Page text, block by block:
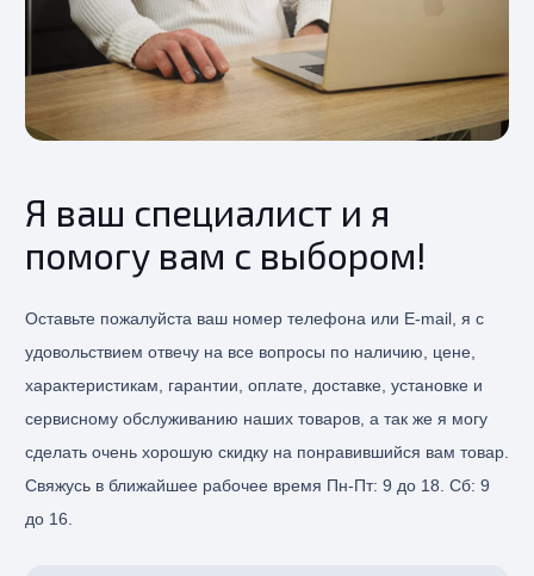
Я ваш специалист и я
помогу вам с выбором!
Оставьте пожалуйста ваш номер телефона или E-mail, я с
удовольствием отвечу на все вопросы по наличию, цене,
характеристикам, гарантии, оплате, доставке, установке и
сервисному обслуживанию наших товаров, а так же я могу
сделать очень хорошую скидку на понравившийся вам товар.
Свяжусь в ближайшее рабочее время Пн-Пт: 9 до 18. Сб: 9
до 16.